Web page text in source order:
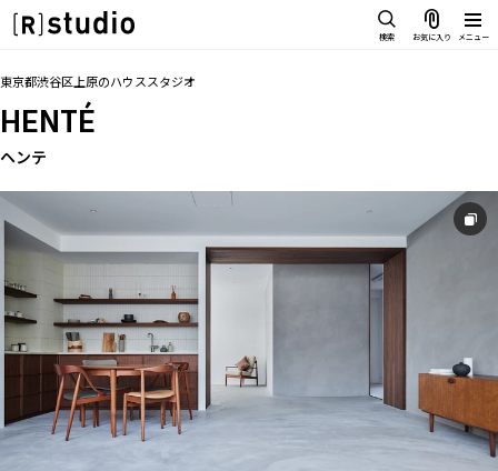
検索 お気に入り メニュー
SCENE
部屋ごとに写真で見比べたい
VARIATION
ひとつのスタジオであれもこれも
LOCATION
カフェやオフィスなどロケシーンも
SIZE&PRICE
広さと利用料金で探す
スタジオを探す
雰囲気で探したい
SCENE
VARIATION
ひとつのスタジオであれもこれも
LOCATION
カフェやオフィスなどロケシーンも
SIZE&PRICE
広さと利用料金で探す
ALL FILTER
すべての選択肢からスタジオを探す
トップ 料金 設備 オプション
東京都渋谷区上原のハウススタジオ
HENTÉ
ヘンテ